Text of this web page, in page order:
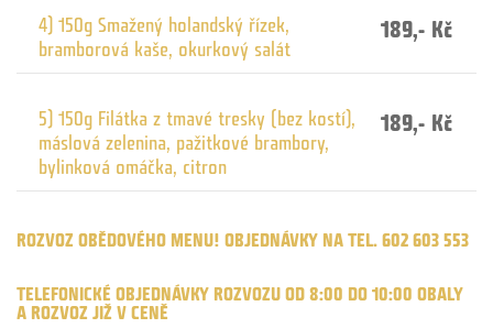
4) 150g Smažený holandský řízek,
bramborová kaše, okurkový salát 189,- Kč
5) 150g Filátka z tmavé tresky (bez kostí),
máslová zelenina, pažitkové brambory,
bylinková omáčka, citron
189,- Kč
ROZVOZ OBĚDOVÉHO MENU! OBJEDNÁVKY NA TEL. 602 603 553
TELEFONICKÉ OBJEDNÁVKY ROZVOZU OD 8:00 DO 10:00 OBALY
A ROZVOZ JIŽ V CENĚ